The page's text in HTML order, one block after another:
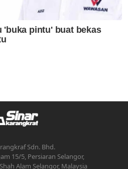
Sdn. Bhd.
15/5, Persiaran Selangor,
Alam Selangor, Malaysia